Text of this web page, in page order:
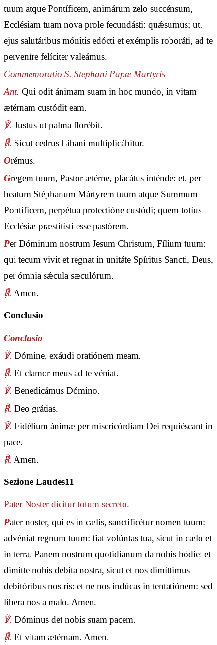
tuum atque Pontíficem, animárum zelo succénsum,
Ecclésiam tuam nova prole fecundásti: quǽsumus; ut,
ejus salutáribus mónitis edócti et exémplis roboráti, ad te
perveníre felíciter valeámus.
Commemoratio S. Stephani Papæ Martyris
Ant. Qui odit ánimam suam in hoc mundo, in vitam
ætérnam custódit eam.
℣. Justus ut palma florébit.
℟. Sicut cedrus Líbani multiplicábitur.
Orémus.
Gregem tuum, Pastor ætérne, placátus inténde: et, per
beátum Stéphanum Mártyrem tuum atque Summum
Pontíficem, perpétua protectióne custódi; quem totíus
Ecclésiæ præstitísti esse pastórem.
Per Dóminum nostrum Jesum Christum, Fílium tuum:
qui tecum vivit et regnat in unitáte Spíritus Sancti, Deus,
per ómnia sǽcula sæculórum.
℟. Amen.
Conclusio
Conclusio
℣. Dómine, exáudi oratiónem meam.
℟. Et clamor meus ad te véniat.
℣. Benedicámus Dómino.
℟. Deo grátias.
℣. Fidélium ánimæ per misericórdiam Dei requiéscant in
pace.
℟. Amen.
Sezione Laudes11
Pater Nosterdicitur totum secreto.
Pater noster, qui es in cælis, sanctificétur nomen tuum:
advéniat regnum tuum: fiat volúntas tua, sicut in cælo et
in terra. Panem nostrum quotidiánum da nobis hódie: et
dimítte nobis débita nostra, sicut et nos dimíttimus
debitóribus nostris: et ne nos indúcas in tentatiónem: sed
líbera nos a malo. Amen.
℣. Dóminus det nobis suam pacem.
℟. Et vitam ætérnam. Amen.